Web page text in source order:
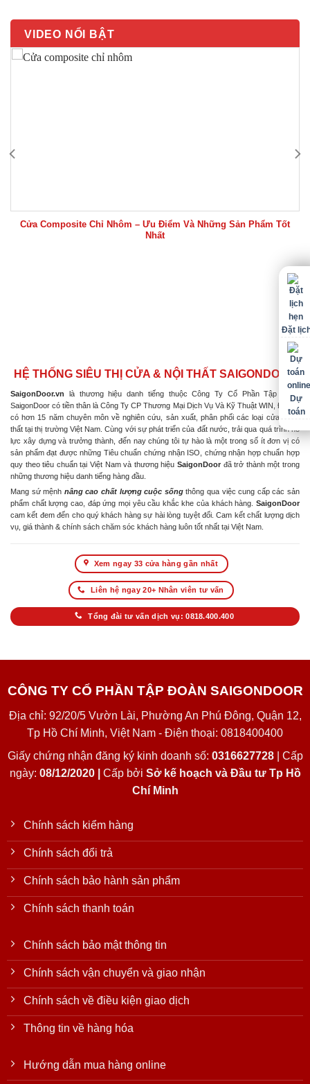
VIDEO NỔI BẬT
Cửa Composite Chỉ Nhôm – Ưu Điểm Và Những Sản Phẩm Tốt
Nhất
HỆ THỐNG SIÊU THỊ CỬA & NỘI THẤT SAIGONDOOR
SaigonDoor.vn là thương hiệu danh tiếng thuộc Công Ty Cổ Phần Tập Đoàn
SaigonDoor có tiền thân là Công Ty CP Thương Mại Dịch Vụ Và Kỹ Thuật WIN, Đơn vị
có hơn 15 năm chuyên môn về nghiên cứu, sản xuất, phân phối các loại cửa & nội
thất tại thị trường Việt Nam. Cùng với sự phát triển của đất nước, trải qua quá trình nỗ
lực xây dựng và trưởng thành, đến nay chúng tôi tự hào là một trong số ít đơn vị có
sản phẩm đạt được những Tiêu chuẩn chứng nhận ISO, chứng nhận hợp chuẩn hợp
quy theo tiêu chuẩn tại Việt Nam và thương hiệu SaigonDoor đã trở thành một trong
những thương hiệu danh tiếng hàng đầu.
Mang sứ mệnh nâng cao chất lượng cuộc sốngthông qua việc cung cấp các sản
phẩm chất lượng cao, đáp ứng mọi yêu cầu khắc khe của khách hàng. SaigonDoor
cam kết đem đến cho quý khách hàng sự hài lòng tuyệt đối. Cam kết chất lượng dịch
vụ, giá thành & chính sách chăm sóc khách hàng luôn tốt nhất tại Việt Nam.
Xem ngay 33 cửa hàng gần nhất
Liên hệ ngay 20+ Nhân viên tư vấn
Tổng đài tư vấn dịch vụ: 0818.400.400
CÔNG TY CỔ PHẦN TẬP ĐOÀN SAIGONDOOR
Địa chỉ: 92/20/5 Vườn Lài, Phường An Phú Đông, Quận 12,
Tp Hồ Chí Minh, Việt Nam - Điện thoại: 0818400400
Giấy chứng nhận đăng ký kinh doanh số: 0316627728| Cấp
ngày: 08/12/2020 | Cấp bởi Sở kế hoạch và Đầu tư Tp Hồ
Chí Minh
Chính sách kiểm hàng
Chính sách đổi trả
Chính sách bảo hành sản phẩm
Chính sách thanh toán
Chính sách bảo mật thông tin
Chính sách vận chuyển và giao nhận
Chính sách về điều kiện giao dịch
Thông tin về hàng hóa
Hướng dẫn mua hàng online
Đặt
Dự
toán